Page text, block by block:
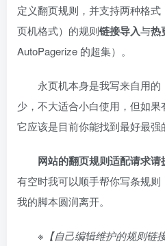
定义翻页规则，并支持两种格式
页机格式）的规则链接导入与热
AutoPagerize 的超集）。
永页机本身是我写来自用
少，不大适合小白使用，但如果
它应该是目前你能找到最好最强
网站的翻页规则适配请求
有空时我可以顺手帮你写条规
我的脚本圆润离开。
※【自己编辑维护的规则链